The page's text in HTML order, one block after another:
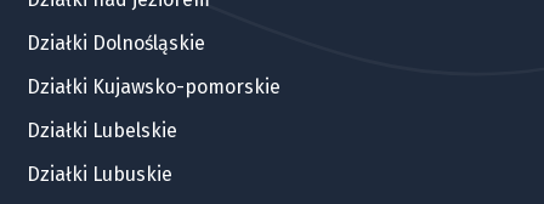
Działki Dolnośląskie
Działki Kujawsko-pomorskie
Działki Lubelskie
Działki Lubuskie